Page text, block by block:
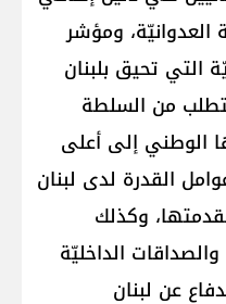
ومؤشر
التي تحيق بلبنان
من السلطة
الوطني إلى أعلى
القدرة لدى لبنان
وكذلك
الداخليّة
عن لبنان